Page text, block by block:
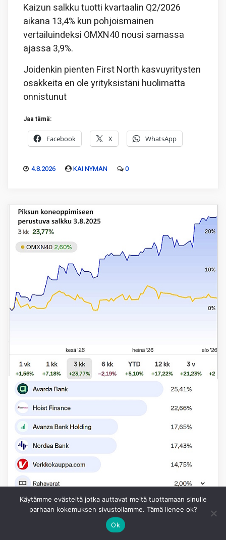
Kaizun salkku tuotti kvartaalin Q2/2026
aikana 13,4% kun pohjoismainen
vertailuindeksi OMXN40 nousi samassa
ajassa 3,9%.
Joidenkin pienten First North kasvuyritysten
osakkeita en ole yrityksistäni huolimatta
onnistunut
Jaa tämä:
Facebook X WhatsApp
4.8.2026 KAI NYMAN 0
SALKUN RAKENNE
Piksun salkku tuotti Q2/2026
Käytämme evästeitä jotka auttavat meitä tuottamaan sinulle
parhaan kokemuksen sivustollamme. Tämä lienee ok?
Ok